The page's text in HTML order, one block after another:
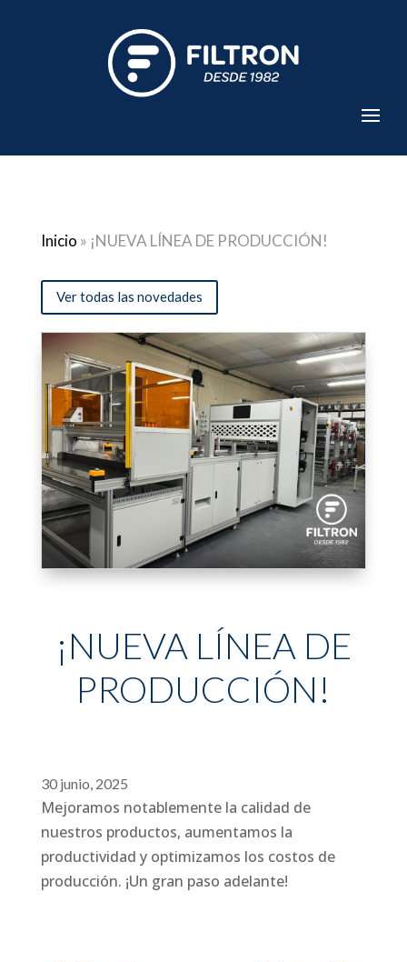
Inicio » ¡NUEVA LÍNEA DE PRODUCCIÓN!
Ver todas las novedades
¡NUEVA LÍNEA DE
PRODUCCIÓN!
30 junio, 2025
Mejoramos notablemente la calidad de
nuestros productos, aumentamos la
productividad y optimizamos los costos de
producción. ¡Un gran paso adelante!